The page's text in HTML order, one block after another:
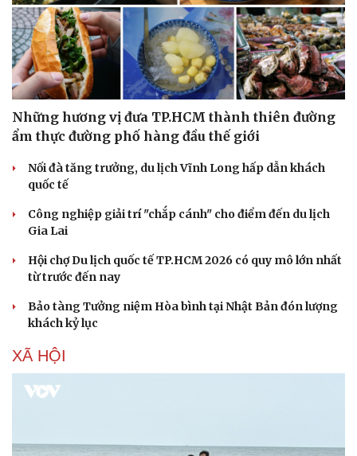
Những hương vị đưa TP.HCM thành thiên đường
ẩm thực đường phố hàng đầu thế giới
Nối đà tăng trưởng, du lịch Vĩnh Long hấp dẫn khách
quốc tế
Công nghiệp giải trí "chắp cánh" cho điểm đến du lịch
Gia Lai
Hội chợ Du lịch quốc tế TP.HCM 2026 có quy mô lớn nhất
từ trước đến nay
Bảo tàng Tưởng niệm Hòa bình tại Nhật Bản đón lượng
khách kỷ lục
XÃ HỘI